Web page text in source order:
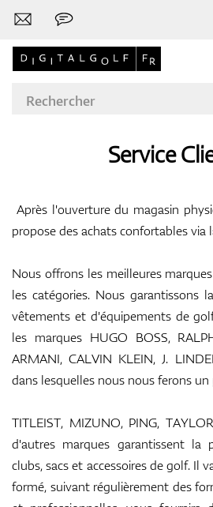
Vêtements
Gants
Service
Après l'ouverture du magasin
propose des achats confortables via
Nous offrons les meilleures
les catégories. Nous garantissons
vêtements et d'équipements de
les marques HUGO BOSS,
ARMANI, CALVIN KLEIN, J.
dans lesquelles nous nous ferons
TITLEIST, MIZUNO, PING,
d'autres marques garantissent la
clubs, sacs et accessoires de golf. Il
formé, suivant régulièrement des